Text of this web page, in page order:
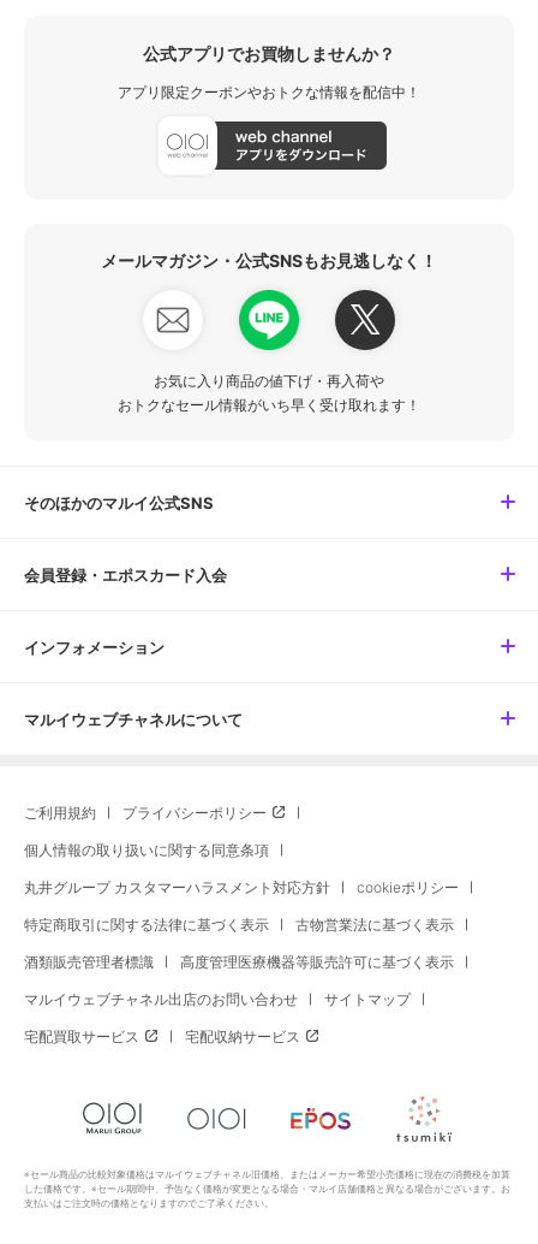
公式アプリでお買物しませんか？
アプリ限定クーポンやおトクな情報を配信中！
メールマガジン・公式SNSもお見逃しなく！
お気に入り商品の値下げ・再入荷や
おトクなセール情報がいち早く受け取れます！
そのほかのマルイ公式SNS
会員登録・エポスカード入会
インフォメーション
マルイウェブチャネルについて
ご利用規約 プライバシーポリシー
個人情報の取り扱いに関する同意条項
丸井グループ カスタマーハラスメント対応方針 cookieポリシー
特定商取引に関する法律に基づく表示 古物営業法に基づく表示
酒類販売管理者標識 高度管理医療機器等販売許可に基づく表示
マルイウェブチャネル出店のお問い合わせ サイトマップ
宅配買取サービス 宅配収納サービス
※セール商品の比較対象価格はマルイウェブチャネル旧価格、またはメーカー希望小売価格に現在の消費税を加算
した価格です。※セール期間中、予告なく価格が変更となる場合・マルイ店舗価格と異なる場合がございます。お
支払いはご注文時の価格となりますのでご了承ください。